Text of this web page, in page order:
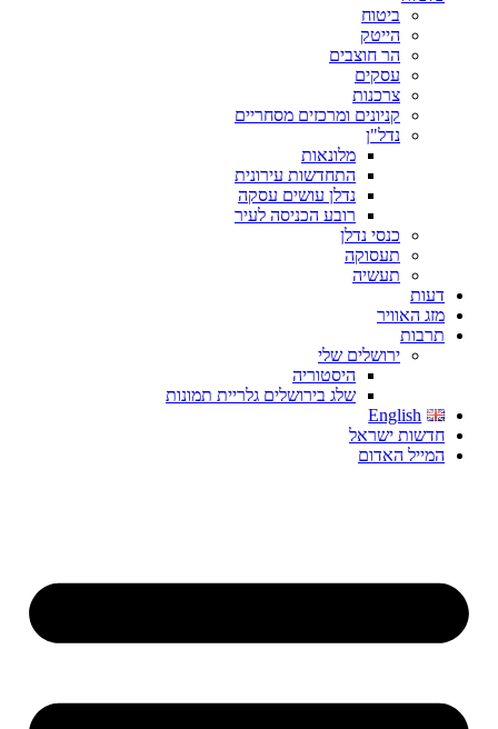
ביטוח
הייטק
הר חוצבים
עסקים
צרכנות
קניונים ומרכזים מסחריים
נדל"ן
מלונאות
התחדשות עירונית
נדלן עושים עסקה
רובע הכניסה לעיר
כנסי נדלן
תעסוקה
תעשיה
דעות
מזג האוויר
תרבות
ירושלים שלי
היסטוריה
שלג בירושלים גלריית תמונות
English
חדשות ישראל
המייל האדום